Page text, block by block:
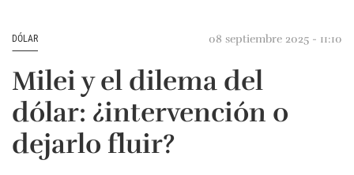
DÓLAR 08 septiembre 2025 - 11:10
Milei y el dilema del
dólar: ¿intervención o
dejarlo fluir?